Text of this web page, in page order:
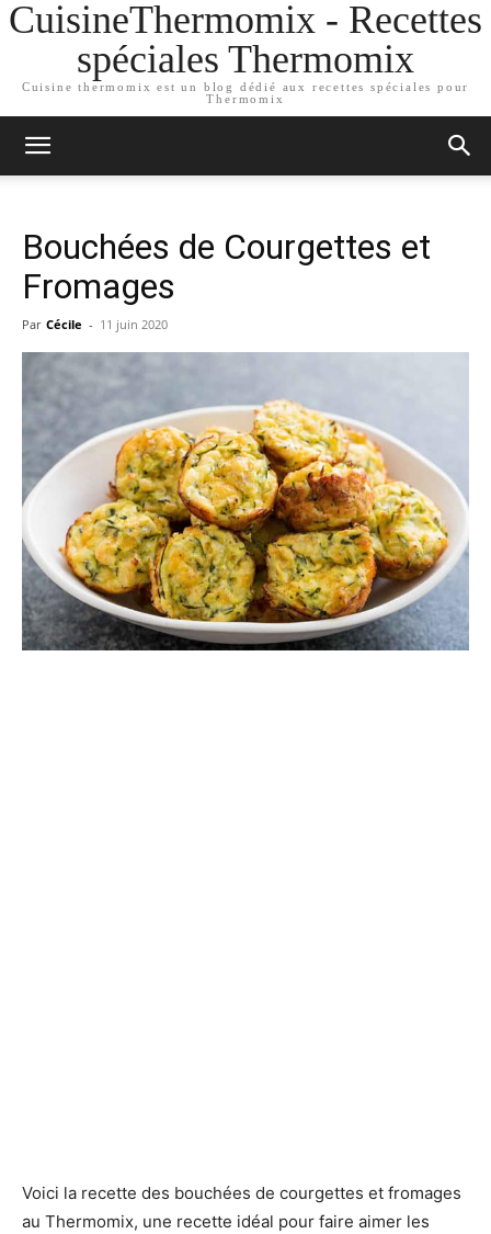
CuisineThermomix - Recettes
spéciales Thermomix
Cuisine thermomix est un blog dédié aux recettes spéciales pour
Thermomix
Bouchées de Courgettes et
Fromages
Par Cécile - 11 juin 2020
Voici la recette des bouchées de courgettes et fromages
au Thermomix, une recette idéal pour faire aimer les